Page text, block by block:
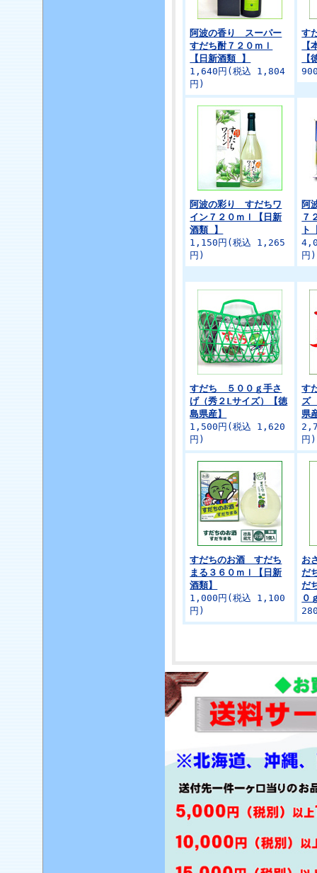
阿波の香り スーパー
すだち酎７２０ｍｌ
【日新酒類 】
1,640円(税込 1,804
円)
す
阿波の彩り すだちワ
イン７２０ｍｌ【日新
酒類 】
1,150円(税込 1,265
円)
阿
７
ト
円)
すだち ５００ｇ手さ
げ（秀２Lサイズ）【徳
島県産】
1,500円(税込 1,620
円)
す
ズ
県
円)
すだちのお酒 すだち
まる３６０ｍｌ【日新
酒類】
1,000円(税込 1,100
円)
お
だ
だ
０